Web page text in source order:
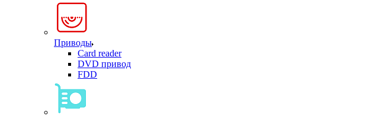
Приводы
Card reader
DVD привод
FDD